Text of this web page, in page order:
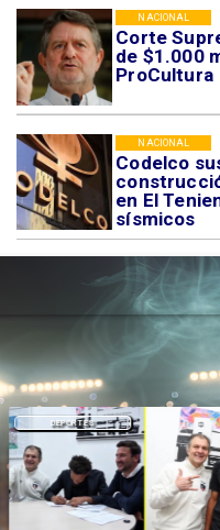
Corte
de $1.000
ProCultura
NACIONAL
Codelco
en El
sísmicos
NACIONAL
DEPORTES